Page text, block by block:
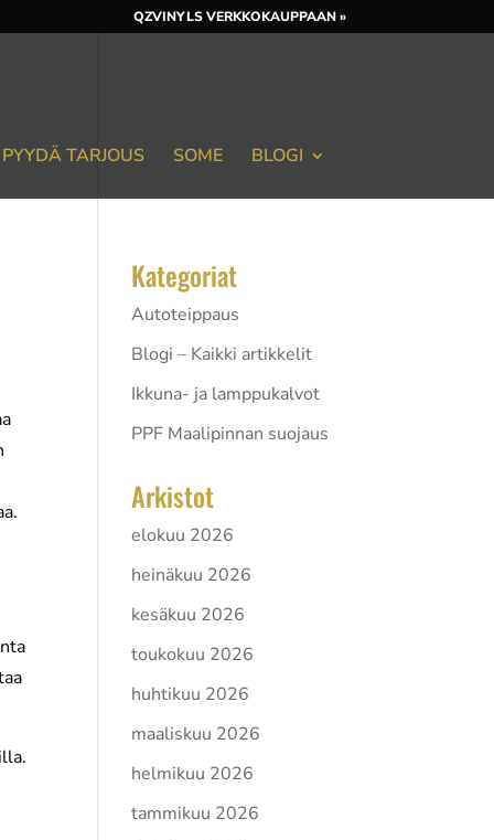
QZVINYLS VERKKOKAUPPAAN »
PYYDÄ TARJOUS SOME BLOGI
Kategoriat
Autoteippaus
Blogi – Kaikki artikkelit
Ikkuna- ja lamppukalvot
PPF Maalipinnan suojaus
Arkistot
elokuu 2026
heinäkuu 2026
kesäkuu 2026
toukokuu 2026
huhtikuu 2026
maaliskuu 2026
helmikuu 2026
tammikuu 2026